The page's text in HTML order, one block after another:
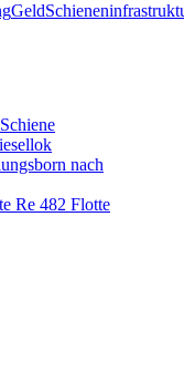
Geld
nach
Re 482 Flotte